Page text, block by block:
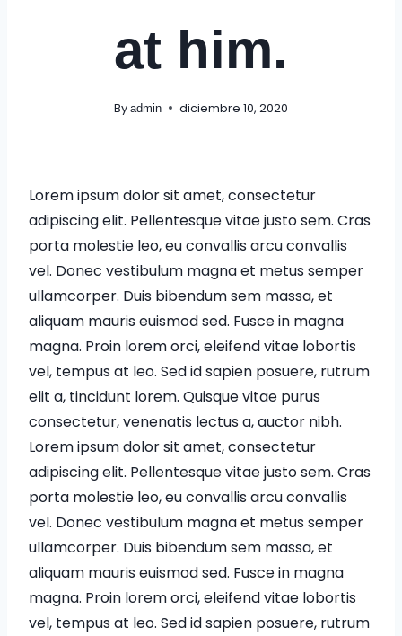
at him.
By admin diciembre 10, 2020
Lorem ipsum dolor sit amet, consectetur
adipiscing elit. Pellentesque vitae justo sem. Cras
porta molestie leo, eu convallis arcu convallis
vel. Donec vestibulum magna et metus semper
ullamcorper. Duis bibendum sem massa, et
aliquam mauris euismod sed. Fusce in magna
magna. Proin lorem orci, eleifend vitae lobortis
vel, tempus at leo. Sed id sapien posuere, rutrum
elit a, tincidunt lorem. Quisque vitae purus
consectetur, venenatis lectus a, auctor nibh.
Lorem ipsum dolor sit amet, consectetur
adipiscing elit. Pellentesque vitae justo sem. Cras
porta molestie leo, eu convallis arcu convallis
vel. Donec vestibulum magna et metus semper
ullamcorper. Duis bibendum sem massa, et
aliquam mauris euismod sed. Fusce in magna
magna. Proin lorem orci, eleifend vitae lobortis
vel, tempus at leo. Sed id sapien posuere, rutrum